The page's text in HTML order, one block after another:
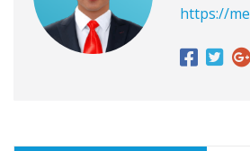
https://